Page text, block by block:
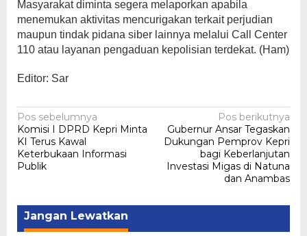
Masyarakat diminta segera melaporkan apabila
menemukan aktivitas mencurigakan terkait perjudian
maupun tindak pidana siber lainnya melalui Call Center
110 atau layanan pengaduan kepolisian terdekat. (Ham)
Editor: Sar
Navigasi
pos
Pos sebelumnya
Komisi I DPRD Kepri Minta
KI Terus Kawal
Keterbukaan Informasi
Publik
Pos berikutnya
Gubernur Ansar Tegaskan
Dukungan Pemprov Kepri
bagi Keberlanjutan
Investasi Migas di Natuna
dan Anambas
Jangan Lewatkan